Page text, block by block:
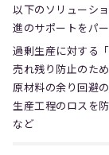
以下のソリューシ
進のサポートをパ
過剰生産に対する「
売れ残り防止のた
原材料の余り回避
生産工程のロスを
など